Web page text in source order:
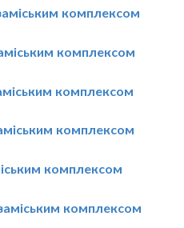
комплексом
комплексом
комплексом
комплексом
комплексом
комплексом